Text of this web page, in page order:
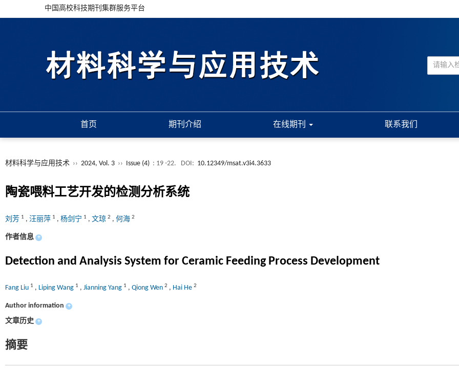
中国高校科技期刊集群服务平台
首页 期刊介绍 在线期刊 联系我们
材料科学与应用技术 ›› 2024, Vol. 3 ›› Issue (4) : 19 -22. DOI: 10.12349/msat.v3i4.3633
陶瓷喂料工艺开发的检测分析系统
刘芳 1 , 汪丽萍 1 , 杨剑宁 1 , 文琼 2 , 何海 2
作者信息 +
Detection and Analysis System for Ceramic Feeding Process Development
Fang Liu 1 , Liping Wang 1 , Jianning Yang 1 , Qiong Wen 2 , Hai He 2
Author information +
文章历史 +
摘要